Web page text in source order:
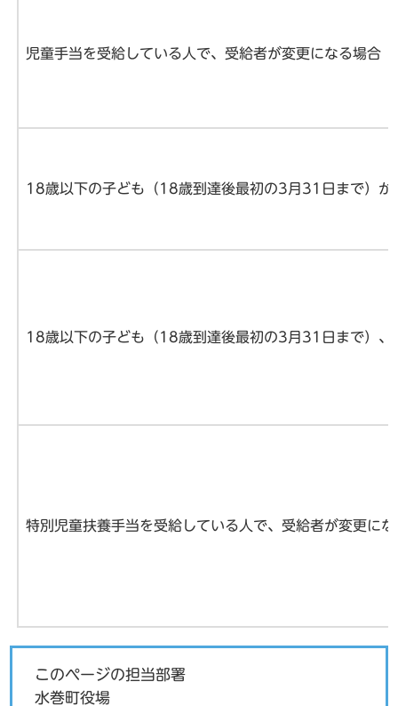
児童手当を受給している人で、受給者が変更になる場合
18歳以下の子ども（18歳到達後最初の3月31日まで）が
18歳以下の子ども（18歳到達後最初の3月31日まで）
特別児童扶養手当を受給している人で、受給者が変更に
このページの担当部署
水巻町役場